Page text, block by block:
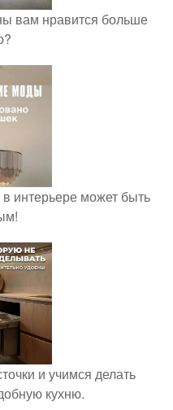
вам нравится больше
интерьере может быть
и учимся делать
кухню.